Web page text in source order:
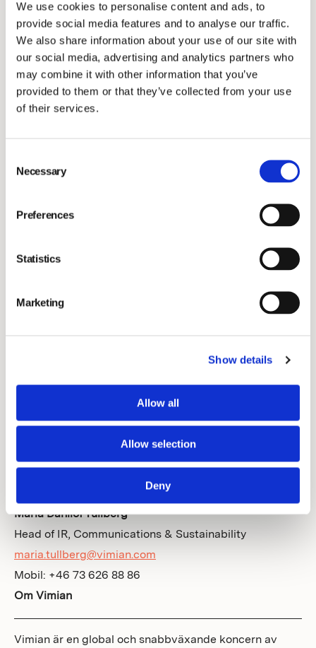
We use cookies to personalise content and ads, to
provide social media features and to analyse our traffic.
We also share information about your use of our site with
our social media, advertising and analytics partners who
may combine it with other information that you’ve
provided to them or that they’ve collected from your use
of their services.
Selection
Necessary
Preferences
Statistics
Marketing
Show details
Allow all
Allow selection
Deny
Långsiktigt incitamentsprogram
Årsstämman beslutade, i enlighet med styrelsens
förslag, att anta ett långsiktigt incitamentsprogram för
vissa nuvarande och framtida nyckelpersoner,
5 800 000 teckningsoptioner med rätt att teckna
Emissionsbemyndigande
Årsstämman beslutade, i enlighet med styrelsens
förslag, att bemyndiga styrelsen att, vid ett eller flera
avvikelse från aktieägarnas företrädesrätt, besluta om
överstiger 20 procent av totalt antal utestående aktier
För ytterligare information, vänligen kontakta:
Maria Dahllöf Tullberg
Head of IR, Communications & Sustainability
maria.tullberg@vimian.com
Mobil: +46 73 626 88 86
Om Vimian
Vimian är en global och snabbväxande koncern av